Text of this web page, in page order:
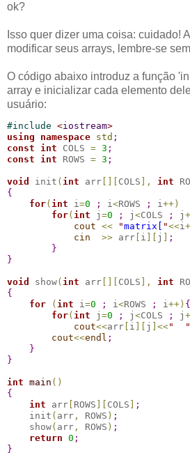
ok?
Isso quer dizer uma coisa: cuidado!
modificar seus arrays, lembre-se
O código abaixo introduz a função
array e inicializar cada elemento
usuário:
#include <iostream>
using
namespace std ;
const
int COLS = 3 ;
const
int ROWS = 3 ;
void init ( int arr COLS , int
{
for( int i =0 ; i <ROWS ; i ++ )
for( int j =0 ; j <COLS ; j +
cout << "matrix[ "<<i +
cin
>> arr i j
;
}
}
void show( int arr COLS , int
{
for
( int i =0 ; i <ROWS ; i ++ ) {
for( int j =0 ; j <COLS ; j +
cout<<arr i j <<" "
cout<<endl ;
}
}
int main ( )
{
int arr ROWS COLS
;
    init
( arr , ROWS ) ;
    show
( arr , ROWS ) ;
return 0 ;
}